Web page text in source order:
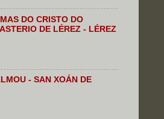
DO CRISTO DO
DE LÉREZ - LÉREZ
- SAN XOÁN DE